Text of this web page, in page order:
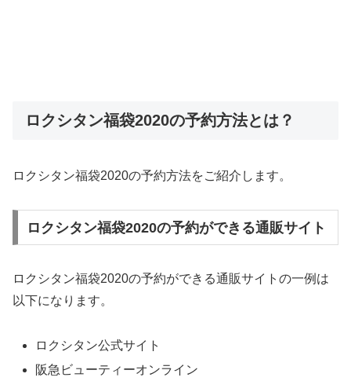
ロクシタン福袋2020の予約方法とは？
ロクシタン福袋2020の予約方法をご紹介します。
ロクシタン福袋2020の予約ができる通販サイト
ロクシタン福袋2020の予約ができる通販サイトの一例は
以下になります。
ロクシタン公式サイト
阪急ビューティーオンライン